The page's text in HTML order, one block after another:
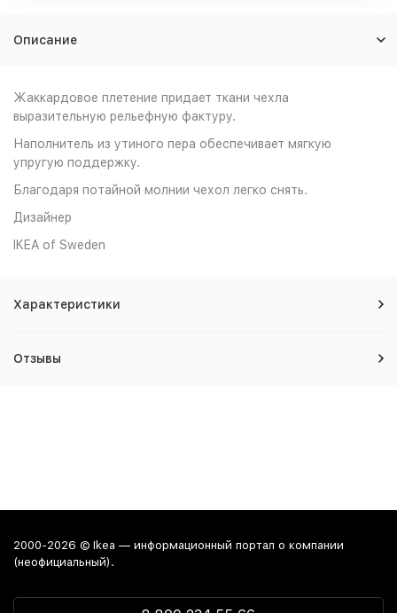
Описание
Жаккардовое плетение придает ткани чехла
выразительную рельефную фактуру.
Наполнитель из утиного пера обеспечивает мягкую
упругую поддержку.
Благодаря потайной молнии чехол легко снять.
Дизайнер
IKEA of Sweden
Характеристики
Отзывы
2000-2026 © Ikea — информационный портал о компании
(неофициальный).